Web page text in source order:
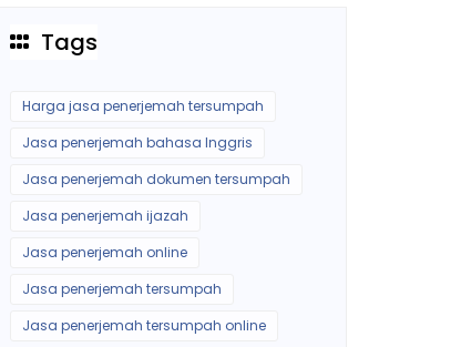
Tags
Harga jasa penerjemah tersumpah
Jasa penerjemah bahasa Inggris
Jasa penerjemah dokumen tersumpah
Jasa penerjemah ijazah
Jasa penerjemah online
Jasa penerjemah tersumpah
Jasa penerjemah tersumpah online